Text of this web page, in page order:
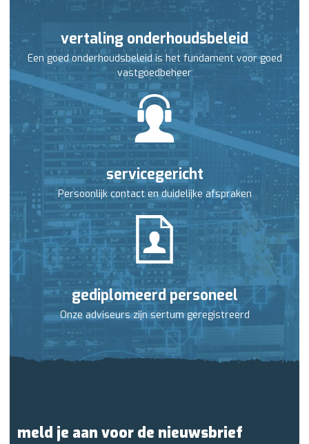
vertaling onderhoudsbeleid
Een goed onderhoudsbeleid is het fundament voor goed
vastgoedbeheer
servicegericht
Persoonlijk contact en duidelijke afspraken
gediplomeerd personeel
Onze adviseurs zijn sertum geregistreerd
meld je aan voor de nieuwsbrief